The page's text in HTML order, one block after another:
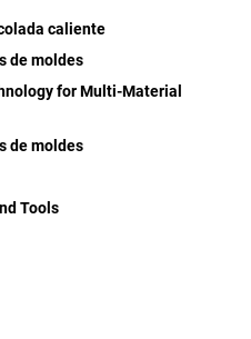
caliente
de moldes
for Multi-Material
de moldes
Tools